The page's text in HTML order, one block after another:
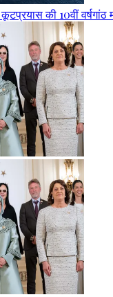
की 10वीं वर्षगांठ